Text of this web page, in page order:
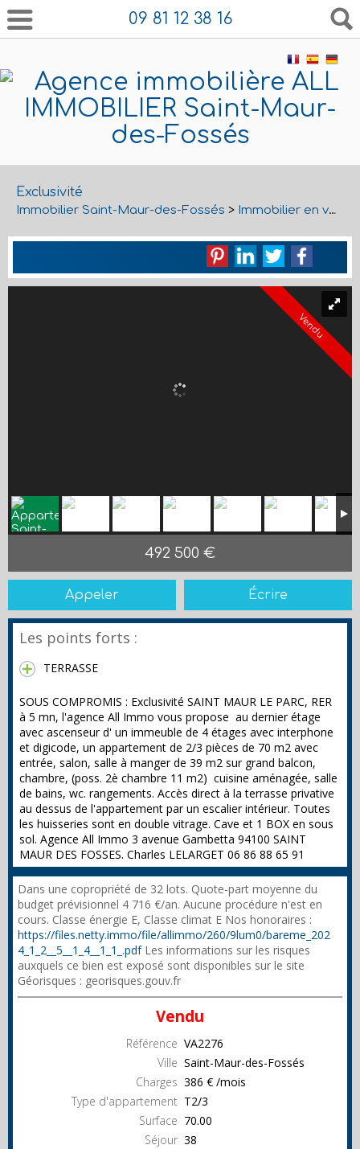
09 81 12 38 16
Exclusivité
Immobilier Saint-Maur-des-Fossés > Immobilier en vente Saint-Maur-des-Fossés
Vendu
492 500 €
Appeler Écrire
Les points forts :
TERRASSE
SOUS COMPROMIS : Exclusivité SAINT MAUR LE PARC, RER
à 5 mn, l'agence All Immo vous propose au dernier étage
avec ascenseur d' un immeuble de 4 étages avec interphone
et digicode, un appartement de 2/3 pièces de 70 m2 avec
entrée, salon, salle à manger de 39 m2 sur grand balcon,
chambre, (poss. 2è chambre 11 m2) cuisine aménagée, salle
de bains, wc. rangements. Accès direct à la terrasse privative
au dessus de l'appartement par un escalier intérieur. Toutes
les huisseries sont en double vitrage. Cave et 1 BOX en sous
sol. Agence All Immo 3 avenue Gambetta 94100 SAINT
MAUR DES FOSSES. Charles LELARGET 06 86 88 65 91
Dans une copropriété de 32 lots. Quote-part moyenne du
budget prévisionnel 4 716 €/an. Aucune procédure n'est en
cours. Classe énergie E, Classe climat E Nos honoraires :
https://files.netty.immo/file/allimmo/260/9lum0/bareme_202
4_1_2__5__1_4__1_1_.pdfLes informations sur les risques
auxquels ce bien est exposé sont disponibles sur le site
Géorisques : georisques.gouv.fr
Vendu
Référence VA2276
Ville Saint-Maur-des-Fossés
Charges 386 € /mois
Type d'appartement T2/3
Surface 70.00
Séjour 38